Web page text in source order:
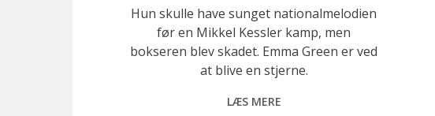
Hun skulle have sunget nationalmelodien
før en Mikkel Kessler kamp, men
bokseren blev skadet. Emma Green er ved
at blive en stjerne.
LÆS MERE